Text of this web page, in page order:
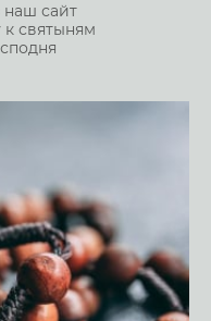
сайт
святыням